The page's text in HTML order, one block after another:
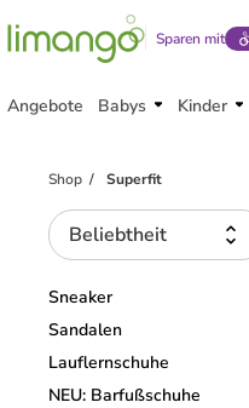
Sparen mit
Angebote Babys Kinder
Shop Superfit
Beliebtheit
Sneaker
Sandalen
Lauflernschuhe
NEU: Barfußschuhe